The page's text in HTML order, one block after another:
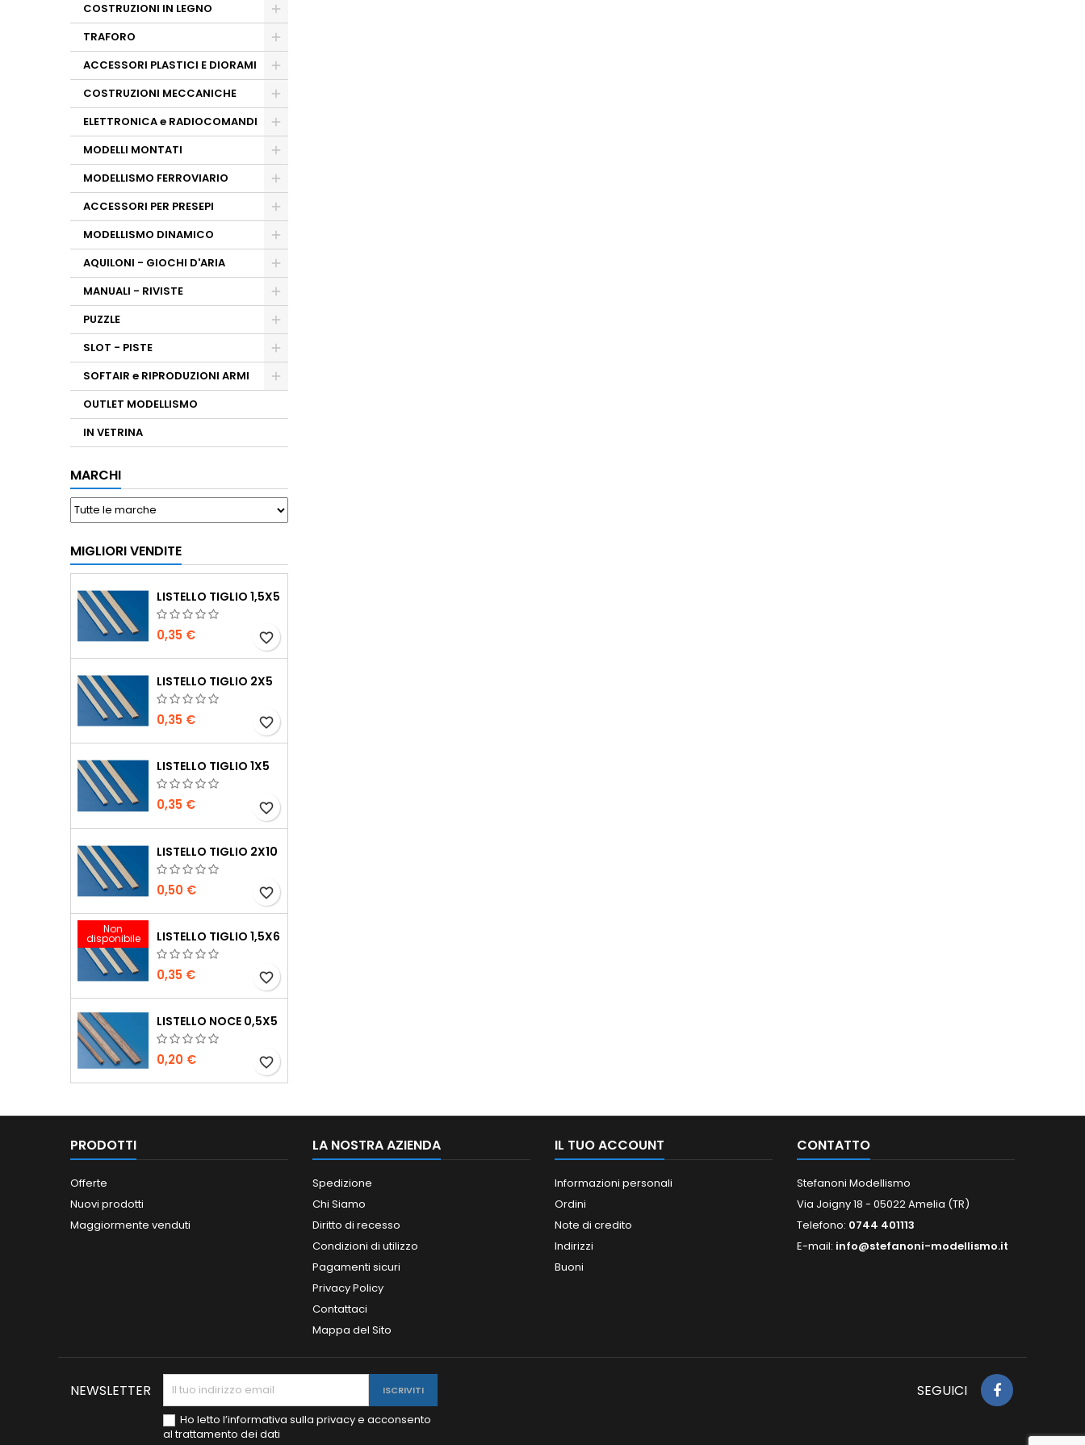
COSTRUZIONI IN LEGNO
TRAFORO
ACCESSORI PLASTICI E DIORAMI
COSTRUZIONI MECCANICHE
ELETTRONICA e RADIOCOMANDI
MODELLI MONTATI
MODELLISMO FERROVIARIO
ACCESSORI PER PRESEPI
MODELLISMO DINAMICO
AQUILONI - GIOCHI D'ARIA
MANUALI - RIVISTE
PUZZLE
SLOT - PISTE
SOFTAIR e RIPRODUZIONI ARMI
OUTLET MODELLISMO
IN VETRINA
MARCHI
MIGLIORI VENDITE
LISTELLO TIGLIO 1,5X5
0,35 € favorite_border
LISTELLO TIGLIO 2X5
0,35 € favorite_border
LISTELLO TIGLIO 1X5
0,35 € favorite_border
LISTELLO TIGLIO 2X10
0,50 € favorite_border
Non
disponibile LISTELLO TIGLIO 1,5X6
0,35 € favorite_border
LISTELLO NOCE 0,5X5
0,20 € favorite_border
PRODOTTI
Offerte
Nuovi prodotti
Maggiormente venduti
LA NOSTRA AZIENDA
Spedizione
Chi Siamo
Diritto di recesso
Condizioni di utilizzo
Pagamenti sicuri
Privacy Policy
Contattaci
Mappa del Sito
IL TUO ACCOUNT
Informazioni personali
Ordini
Note di credito
Indirizzi
Buoni
CONTATTO
Stefanoni Modellismo
Via Joigny 18 - 05022 Amelia (TR)
Telefono: 0744 401113
E-mail: info@stefanoni-modellismo.it
NEWSLETTER
Ho letto l’informativa sulla privacy e acconsento
al trattamento dei dati
SEGUICI